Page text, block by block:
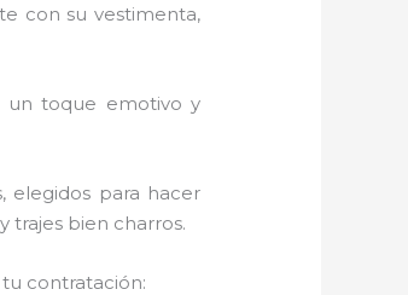
con su vestimenta,
un toque emotivo y
elegidos para hacer
trajes bien charros.
contratación: